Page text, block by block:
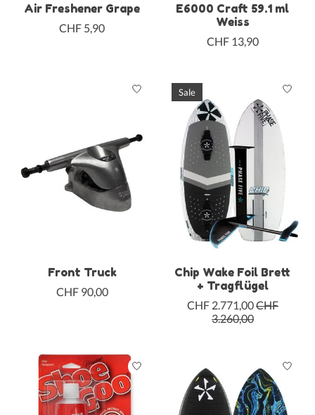
Air Freshener Grape
CHF 5,90
E6000 Craft 59.1 ml
Weiss
CHF 13,90
Front Truck
CHF 90,00
Sale
Chip Wake Foil Brett
+ Tragflügel
CHF 2.771,00CHF
3.260,00